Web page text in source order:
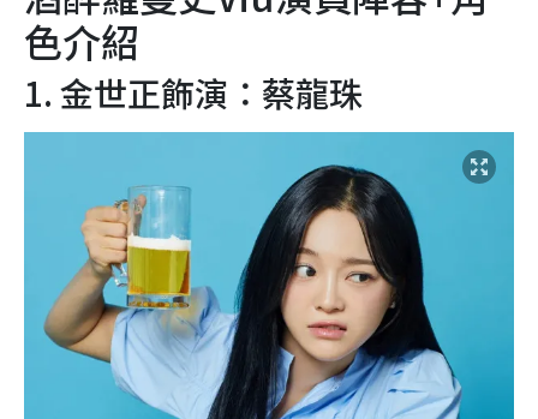
色介紹
1. 金世正飾演：蔡龍珠